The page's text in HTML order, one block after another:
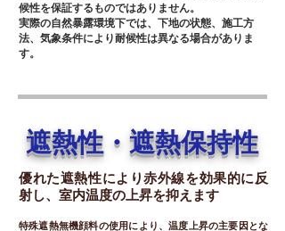
候性を保証するものではありません。
実際の自然暴露環境下では、下地の状態、施工方
法、気象条件により耐候性は異なる場合がありま
す。
遮熱性・遮熱保持性
優れた遮熱性により赤外線を効果的に反
射し、室内温度の上昇を抑えます
特殊遮熱無機顔料の使用により、温度上昇の主要因とな